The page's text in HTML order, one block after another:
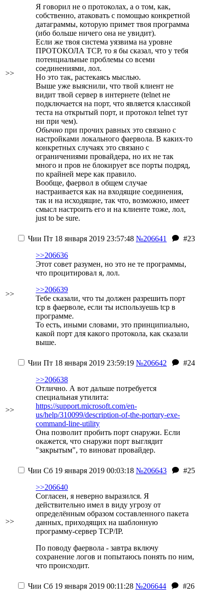
>>
Я говорил не о протоколах, а о том, как,
собственно, атаковать с помощью конкретной
датаграммы, которую примет твоя программа
(ибо больше ничего она не увидит).
Если же твоя система уязвима на уровне
ПРОТОКОЛА TCP, то я бы сказал, что у тебя
потенциальные проблемы со всеми
соединениями, лол.
Но это так, растекаясь мыслью.
Выше уже выяснили, что твой клиент не
видит твой сервер в интернете (telnet не
подключается на порт, что является классикой
теста на открытый порт, и протокол telnet тут
ни при чем).
Обычно при прочих равных это связано с
настройками локального фаервола. В каких-то
конкретных случаях это связано с
ограничениями провайдера, но их не так
много и пров не блокирует все порты подряд,
по крайней мере как правило.
Вообще, фаервол в общем случае
настраивается как на входящие соединения,
так и на исходящие, так что, возможно, имеет
смысл настроить его и на клиенте тоже, лол,
just to be sure.
>>
Чии Пт 18 января 2019 23:57:48 №206641
#23
>>206636
Этот совет разумен, но это не те программы,
что процитировал я, лол.
>>206639
Тебе сказали, что ты должен разрешить порт
tcp в фаерволе, если ты используешь tcp в
программе.
То есть, иными словами, это принципиально,
какой порт для какого протокола, как сказали
выше.
>>
Чии Пт 18 января 2019 23:59:19 №206642
#24
>>206638
Отлично. А вот дальше потребуется
специальная утилита:
https://support.microsoft.com/en-
us/help/310099/description-of-the-portqry-exe-
command-line-utility
Она позволит пробить порт снаружи. Если
окажется, что снаружи порт выглядит
"закрытым", то виноват провайдер.
>>
Чии Сб 19 января 2019 00:03:18 №206643
#25
>>206640
Согласен, я неверно выразился. Я
действительно имел в виду угрозу от
определённым образом составленного пакета
данных, приходящих на шаблонную
программу-сервер TCP/IP.
По поводу фаервола - завтра включу
сохранение логов и попытаюсь понять по ним,
что происходит.
Чии Сб 19 января 2019 00:11:28 №206644
#26